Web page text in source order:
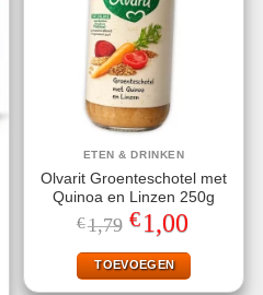
ETEN & DRINKEN
Olvarit Groenteschotel met
Quinoa en Linzen 250g
€1,79 Oorspronkelijke
prijs
was:
€1,79.
€1,00
is:
€1,00.
TOEVOEGEN